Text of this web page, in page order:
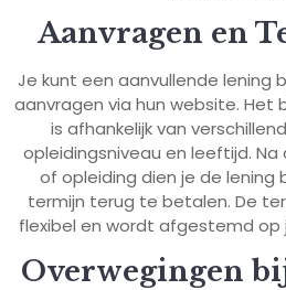
Aanvragen en
Je kunt een aanvullende lening
aanvragen via hun website. Het
is afhankelijk van
opleidingsniveau en leeftijd.
of opleiding dien je de lening
termijn terug te betalen. De
flexibel en wordt afgestemd op
Overwegingen